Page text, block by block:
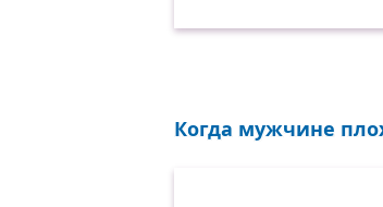
Когда мужчине